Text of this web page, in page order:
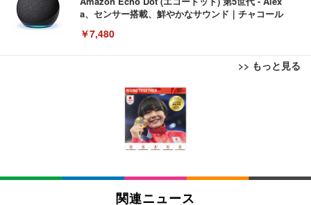
a、センサー搭載、鮮やかなサウンド｜チャコール
￥7,480
>> もっと見る
[EdoErgo] オフィスチェア 椅子 テレワーク 疲れな
い 跳ね上げ式アームレスト コンパクト 約105度ロッ
キング pc 事務椅子 360度回転 座面昇降 強化ナイロ
ン樹脂ベース 通気性メッシュ 在宅ワーク H-WY01
(黒網+黒枠+黒足)
SIHOO B100 オフィスチェア／デスクチェア メッシ
ュチェア 人間工学 疲れない ブラック
EIZO ビジネス向けプレミアムモニター | FlexScan
EV3240X-WT | 31.5型4K UHD・USB Type-C・ホワ
￥105,595
EIZO ビジネス向けプレミアムモニター | FlexScan
Amazonベーシック ペットシーツ 薄型 レギュラー 1
回使い捨て 無香料 ホワイト 300枚
Amazonベーシック ペットシーツ 厚型 ワイド 42枚
x2袋(84枚) ホワイト(吸収面:ライトブルー)
関連ニュース